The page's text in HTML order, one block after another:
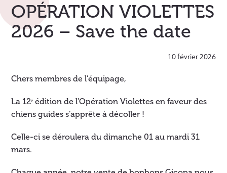
OPÉRATION VIOLETTES
2026 – Save the date
10 février 2026
Chers membres de l’équipage,
La 12ᵉ édition de l’Opération Violettes en faveur des
chiens guides s’apprête à décoller !
Celle-ci se déroulera du dimanche 01 au mardi 31
mars.